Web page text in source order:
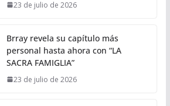
23 de julio de 2026
Brray revela su capítulo más
personal hasta ahora con “LA
SACRA FAMIGLIA”
23 de julio de 2026